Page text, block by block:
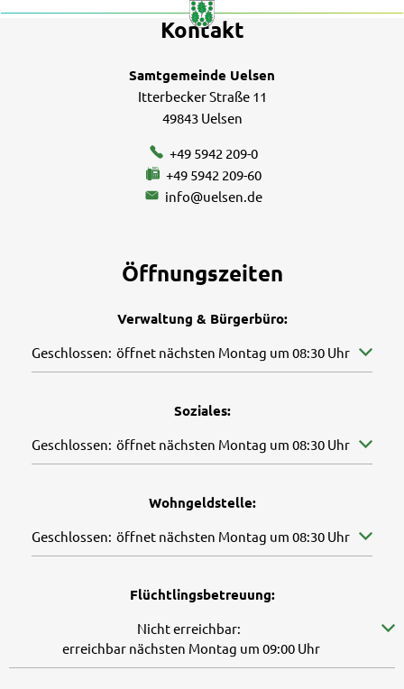
Kontakt
Samtgemeinde Uelsen
Itterbecker Straße 11
49843 Uelsen
+49 5942 209-0
+49 5942 209-60
info@uelsen.de
Öffnungszeiten
Verwaltung & Bürgerbüro:
Klicken, um weitere Öffnungs- oder Schließzeiten
Geschlossen: öffnet nächsten Montag um 08:30 Uhr
Soziales:
Klicken, um weitere Öffnungs- oder Schließzeiten
Geschlossen: öffnet nächsten Montag um 08:30 Uhr
Wohngeldstelle:
Klicken, um weitere Öffnungs- oder Schließzeiten
Geschlossen: öffnet nächsten Montag um 08:30 Uhr
Flüchtlingsbetreuung:
Klicken, um weitere Erreichbarkeiten auszublenden
Nicht erreichbar:
erreichbar nächsten Montag um 09:00 Uhr